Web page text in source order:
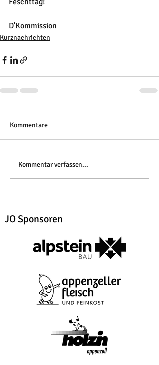
Feschttäg!
D'Kommission
Kurznachrichten
Kommentare
Kommentar verfassen...
JO Sponsoren